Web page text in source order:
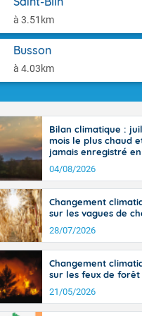
à 3.51km
Busson
à 4.03km
jusque
la Corse
le
des
en
nuit
orages,
jour, le
au sud,
hausse, en
et même
Bilan climatique :
mois le plus chaud
jamais enregistré
04/08/2026
Changement
sur les vagues de
28/07/2026
Changement
sur les feux de forêt
21/05/2026